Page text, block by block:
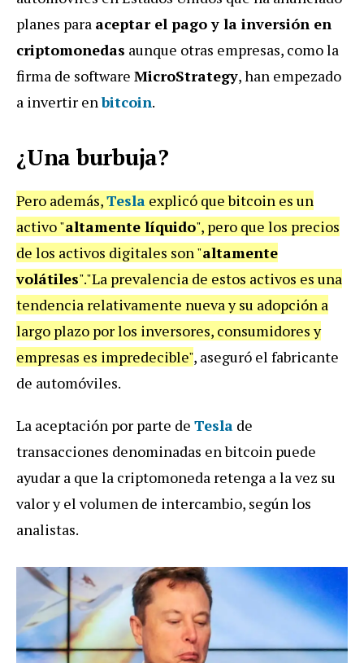
planes para aceptar el pago y la inversión en
criptomonedas aunque otras empresas, como la
firma de software MicroStrategy, han empezado
a invertir enbitcoin.
¿Una burbuja?
Pero además,Tesla explicó que bitcoin es un
activo "altamente líquido", pero que los precios
de los activos digitales son "altamente
volátiles"."La prevalencia de estos activos es una
tendencia relativamente nueva y su adopción a
largo plazo por los inversores, consumidores y
empresas es impredecible", aseguró el fabricante
de automóviles.
La aceptación por parte de Tesla de
transacciones denominadas en bitcoin puede
ayudar a que la criptomoneda retenga a la vez su
valor y el volumen de intercambio, según los
analistas.